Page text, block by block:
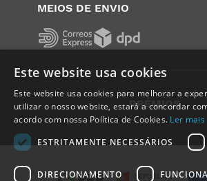
MEIOS DE ENVIO
PRÉMIOS
Este website usa cookies
Este website usa cookies para melhorar a
utilizar o nosso website, estará a concordar
acordo com nossa Política de Cookies. Ler mais
ESTRITAMENTE NECESSÁRIOS
DIRECIONAMENTO